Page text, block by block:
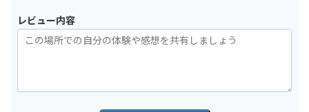
レビュー内容